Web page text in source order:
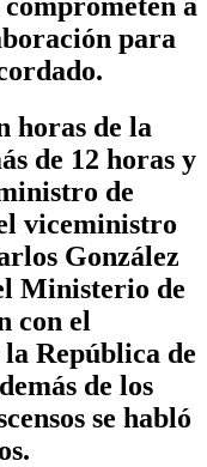
para
horas de la
de 12 horas y
de
viceministro
González
Ministerio de
con el
República de
de los
se habló